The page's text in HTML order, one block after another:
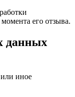
его отзыва.
данных
иное